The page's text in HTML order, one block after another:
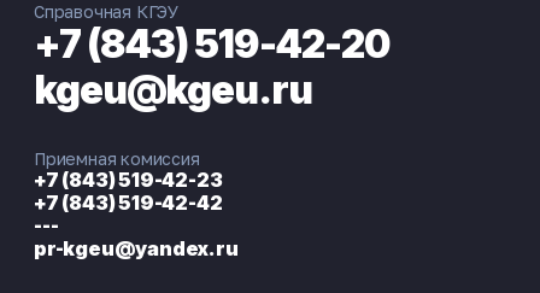
Справочная КГЭУ
+7 (843) 519-42-20
kgeu@kgeu.ru
Приемная комиссия
+7 (843) 519-42-23
+7 (843) 519-42-42
---
pr-kgeu@yandex.ru